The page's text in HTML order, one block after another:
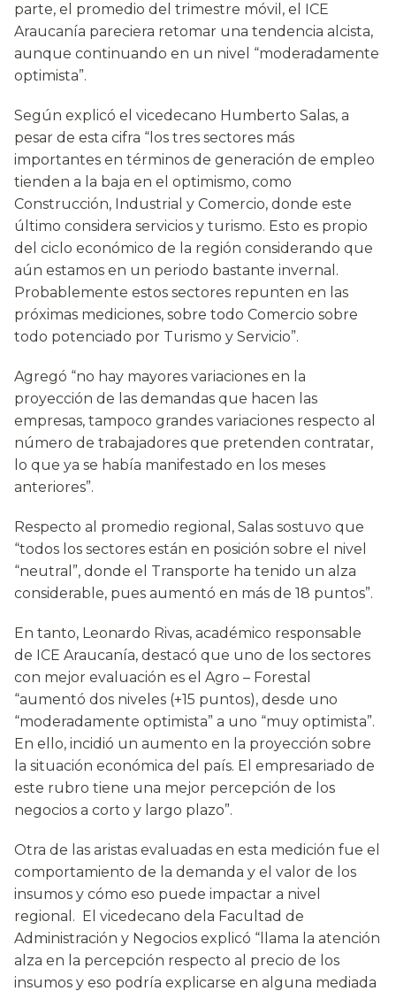
parte, el promedio del trimestre móvil, el ICE
Araucanía pareciera retomar una tendencia alcista,
aunque continuando en un nivel “moderadamente
optimista”.
Según explicó el vicedecano Humberto Salas, a
pesar de esta cifra “los tres sectores más
importantes en términos de generación de empleo
tienden a la baja en el optimismo, como
Construcción, Industrial y Comercio, donde este
último considera servicios y turismo. Esto es propio
del ciclo económico de la región considerando que
aún estamos en un periodo bastante invernal.
Probablemente estos sectores repunten en las
próximas mediciones, sobre todo Comercio sobre
todo potenciado por Turismo y Servicio”.
Agregó “no hay mayores variaciones en la
proyección de las demandas que hacen las
empresas, tampoco grandes variaciones respecto al
número de trabajadores que pretenden contratar,
lo que ya se había manifestado en los meses
anteriores”.
Respecto al promedio regional, Salas sostuvo que
“todos los sectores están en posición sobre el nivel
“neutral”, donde el Transporte ha tenido un alza
considerable, pues aumentó en más de 18 puntos”.
En tanto, Leonardo Rivas, académico responsable
de ICE Araucanía, destacó que uno de los sectores
con mejor evaluación es el Agro – Forestal
“aumentó dos niveles (+15 puntos), desde uno
“moderadamente optimista” a uno “muy optimista”.
En ello, incidió un aumento en la proyección sobre
la situación económica del país. El empresariado de
este rubro tiene una mejor percepción de los
negocios a corto y largo plazo”.
Otra de las aristas evaluadas en esta medición fue el
comportamiento de la demanda y el valor de los
insumos y cómo eso puede impactar a nivel
regional. El vicedecano dela Facultad de
Administración y Negocios explicó “llama la atención
alza en la percepción respecto al precio de los
insumos y eso podría explicarse en alguna mediada